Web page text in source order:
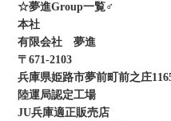
☆夢進Group一覧‍♂️
本社
有限会社 夢進
〒671-2103
兵庫県姫路市夢前町前之庄
陸運局認定工場
JU兵庫適正販売店